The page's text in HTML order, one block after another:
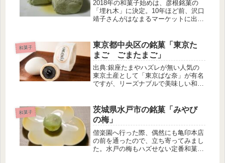
2018年の和菓子始めは、彦根銘菓の
「埋れ木」に決定。10年ほど前、沢口
靖子さんがはなまるマーケットに出演
でありながら、副業として煎餅などを
作っていました。1809年(文化...
和菓子
東京都中央区の銘菓「東京た
まご ごまたまご」
出典:銀座たまやハズレが無い人気の
東京土産として「東京ばな奈」が有名
ですが、リーズナブルで美味しい和菓
て食べた時の味が忘れられず、リピー
トして食べることがある東京の美味し
い...
和菓子
茨城県水戸市の銘菓「みやび
の梅」
偕楽園へ行った際、偶然にも亀印本店
の前を通ったので、立ち寄ってみまし
た。水戸の梅もハズせない定番和菓子